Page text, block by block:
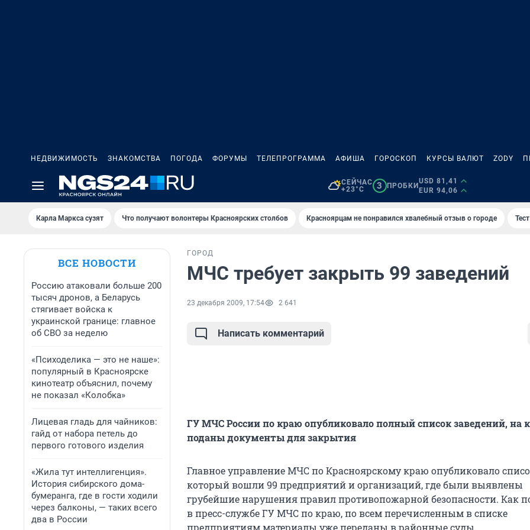
НЕДВИЖИМОСТЬ ЗНАКОМСТВА ПОГОДА ФОРУМЫ ТЕЛЕПРОГРАММА АФИША ГОРОСКОП КУРСЫ ВАЛЮТ ZODY
СЕЙЧАС
+23°C
3 ПРОБКИ
USD 81,41
EUR 94,06
Карла Маркса сузят Что получают волонтеры Красноярских столбов Красноярцам не понравился хвалебный отзыв о городе
ВСЕ НОВОСТИ
Россию атаковали больше 200
тысяч дронов, а Беларусь
стягивает войска к
украинской границе: главное
об СВО за неделю
«Психоделика — это не наше»:
популярный в Красноярске
кинотеатр объяснил, почему
не показал «Колобка»
Лицевая гладь для чайников:
гайд от набора петель до
первого готового изделия
«Жила тут интеллигенция».
История сибирского дома-
бумеранга, где в гости ходили
через балконы, — таких всего
два в России
ГОРОД
МЧС требует закрыть 99 заведений
23 декабря 2009, 17:54 2 641
Написать комментарий
ГУ МЧС России по краю опубликовало полный список заведений, на
поданы документы для закрытия
Главное управление МЧС по Красноярскому краю опубликовало
который вошли 99 предприятий и организаций, где были выявлены
грубейшие нарушения правил противопожарной безопасности. Как
в пресс-службе ГУ МЧС по краю, по всем перечисленным в списке
предприятиям материалы уже переданы в районные суды.